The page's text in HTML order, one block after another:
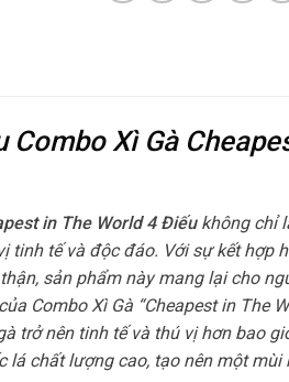
Combo Xì Gà
in The World 4 Điếu không chỉ
tinh tế và độc đáo. Với sự kết hợp
sản phẩm này mang lại cho
Combo Xì Gà “Cheapest in The
trở nên tinh tế và thú vị hơn bao
lá chất lượng cao, tạo nên một mùi